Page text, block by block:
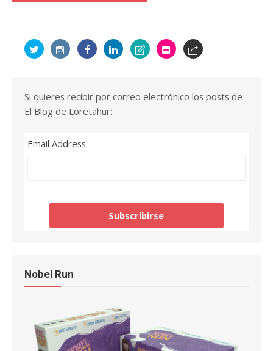
Si quieres recibir por correo electrónico los posts de
El Blog de Loretahur:
Email Address
Nobel Run